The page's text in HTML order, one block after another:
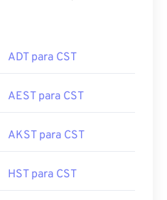
ADT para CST
AEST para CST
AKST para CST
HST para CST